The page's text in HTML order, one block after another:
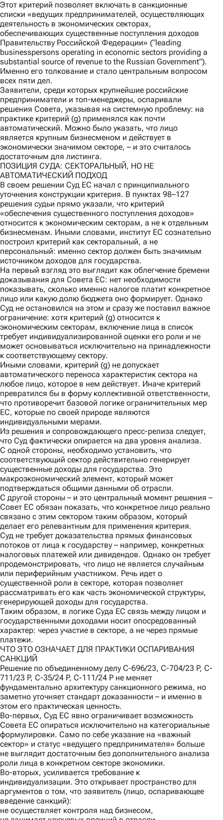
Этот критерий позволяет включать в санкционные
списки «ведущих предпринимателей, осуществляющих
деятельность в экономических секторах,
обеспечивающих существенные поступления доходов
Правительству Российской Федерации» (“leading
businesspersons operating in economic sectors providing a
substantial source of revenue to the Russian Government”).
Именно его толкование и стало центральным вопросом
всех пяти дел.
Заявители, среди которых крупнейшие российские
предприниматели и топ-менеджеры, оспаривали
решения Совета, указывая на системную проблему: на
практике критерий (g) применялся как почти
автоматический. Можно было указать, что лицо
является крупным бизнесменом и действует в
экономически значимом секторе, – и это считалось
достаточным для листинга.
ПОЗИЦИЯ СУДА: СЕКТОРАЛЬНЫЙ, НО НЕ
АВТОМАТИЧЕСКИЙ ПОДХОД
В своем решении Суд ЕС начал с принципиального
уточнения конструкции критерия. В пунктах 98–127
решения судьи прямо указали, что критерий
«обеспечения существенного поступления доходов»
относится к экономическим секторам, а не к отдельным
бизнесменам. Иными словами, институт ЕС сознательно
построил критерий как секторальный, а не
персональный: именно сектор должен быть значимым
источником доходов для государства.
На первый взгляд это выглядит как облегчение бремени
доказывания для Совета ЕС: нет необходимости
показывать, сколько именно налогов платит конкретное
лицо или какую долю бюджета оно формирует. Однако
Суд не остановился на этом и сразу же поставил важное
ограничение: хотя критерий (g) относится к
экономическим секторам, включение лица в список
требует индивидуализированной оценки его роли и не
может основываться исключительно на принадлежности
к соответствующему сектору.
Иными словами, критерий (g) не допускает
автоматического переноса характеристик сектора на
любое лицо, которое в нем действует. Иначе критерий
превратился бы в форму коллективной ответственности,
что противоречит базовой логике ограничительных мер
ЕС, которые по своей природе являются
индивидуальными мерами.
Из решения и сопровождающего пресс-релиза следует,
что Суд фактически опирается на два уровня анализа.
С одной стороны, необходимо установить, что
соответствующий сектор действительно генерирует
существенные доходы для государства. Это
макроэкономический элемент, который может
подтверждаться общими данными об отрасли.
С другой стороны – и это центральный момент решения –
Совет ЕС обязан показать, что конкретное лицо реально
связано с этим сектором таким образом, который
делает его релевантным для применения критерия.
Суд не требует доказательства прямых финансовых
потоков от лица к государству – например, конкретных
налоговых платежей или дивидендов. Однако он требует
продемонстрировать, что лицо не является случайным
или периферийным участником. Речь идет о
существенной роли в секторе, которая позволяет
рассматривать его как часть экономической структуры,
генерирующей доходы для государства.
Таким образом, в логике Суда ЕС связь между лицом и
государственными доходами носит опосредованный
характер: через участие в секторе, а не через прямые
платежи.
ЧТО ЭТО ОЗНАЧАЕТ ДЛЯ ПРАКТИКИ ОСПАРИВАНИЯ
САНКЦИЙ
Решение по объединенному делу C-696/23, C-704/23 P, C-
711/23 P, C-35/24 P, C-111/24 P не меняет
фундаментально архитектуру санкционного режима, но
заметно уточняет стандарт доказанности – и именно в
этом его практическая ценность.
Во-первых, Суд ЕС явно ограничивает возможность
Совета ЕС опираться исключительно на категориальные
формулировки. Само по себе указание на «важный
сектор» и статус «ведущего предпринимателя» больше
не выглядит достаточным без дополнительного анализа
роли лица в конкретном секторе экономики.
Во-вторых, усиливается требование к
индивидуализации. Это открывает пространство для
аргументов о том, что заявитель (лицо, оспаривающее
введение санкций):
не осуществляет контроля над бизнесом,